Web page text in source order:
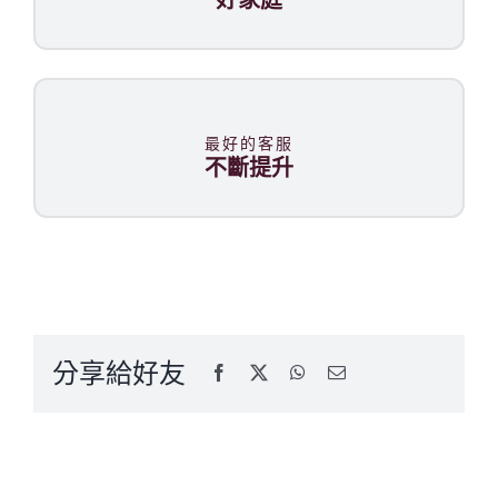
最好的客服
不斷提升
分享給好友